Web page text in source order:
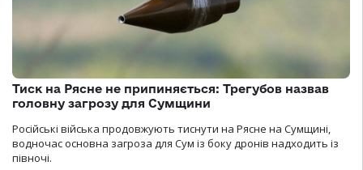
Тиск на Рясне не припиняється: Трегубов назвав
головну загрозу для Сумщини
Російські війська продовжують тиснути на Рясне на Сумщині,
водночас основна загроза для Сум із боку дронів надходить із
півночі.